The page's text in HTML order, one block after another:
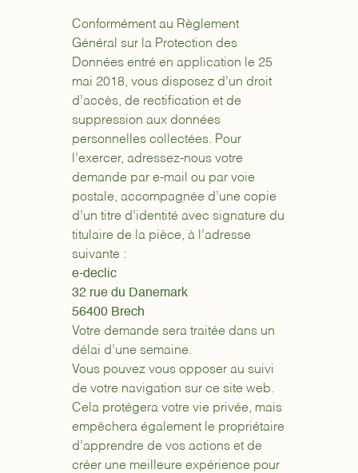
Conformément au Règlement
Général sur la Protection des
Données entré en application le 25
mai 2018, vous disposez d’un droit
d’accès, de rectification et de
suppression aux données
personnelles collectées. Pour
l’exercer, adressez-nous votre
demande par e-mail ou par voie
postale, accompagnée d’une copie
d’un titre d’identité avec signature du
titulaire de la pièce, à l’adresse
suivante :
e-declic
32 rue du Danemark
56400 Brech
Votre demande sera traitée dans un
délai d’une semaine.
Vous pouvez vous opposer au suivi
de votre navigation sur ce site web.
Cela protégera votre vie privée, mais
empêchera également le propriétaire
d’apprendre de vos actions et de
créer une meilleure expérience pour